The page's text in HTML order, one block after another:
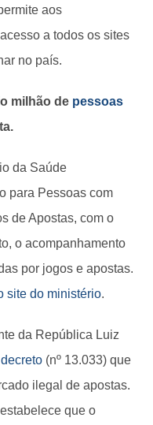
aos
a todos os sites
no país.
milhão de pessoas
da Saúde
para Pessoas com
de Apostas, com o
o acompanhamento
por jogos e apostas.
site do ministério.
da República Luiz
(nº 13.033) que
ilegal de apostas.
que o